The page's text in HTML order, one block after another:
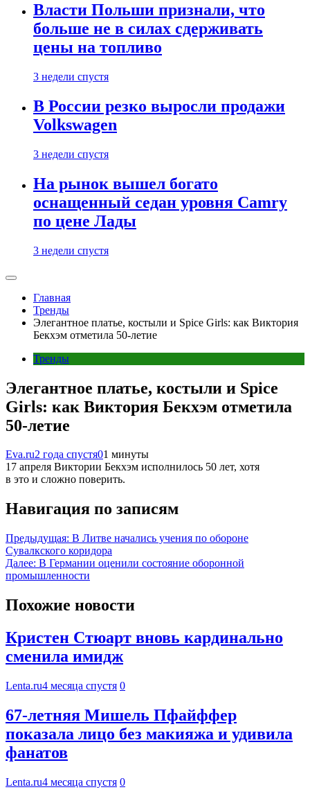
Власти Польши признали, что
больше не в силах сдерживать
цены на топливо
3 недели спустя
В России резко выросли продажи
Volkswagen
3 недели спустя
На рынок вышел богато
оснащенный седан уровня Camry
по цене Лады
3 недели спустя
Главная
Тренды
Элегантное платье, костыли и Spice Girls: как Виктория
Бекхэм отметила 50-летие
Тренды
Элегантное платье, костыли и Spice
Girls: как Виктория Бекхэм отметила
50-летие
Eva.ru2 года спустя01 минуты
17 апреля Виктории Бекхэм исполнилось 50 лет, хотя
в это и сложно поверить.
Навигация по записям
Предыдущая: В Литве начались учения по обороне
Сувалкского коридора
Далее: В Германии оценили состояние оборонной
промышленности
Похожие новости
Кристен Стюарт вновь кардинально
сменила имидж
Lenta.ru4 месяца спустя 0
67-летняя Мишель Пфайффер
показала лицо без макияжа и удивила
фанатов
Lenta.ru4 месяца спустя 0